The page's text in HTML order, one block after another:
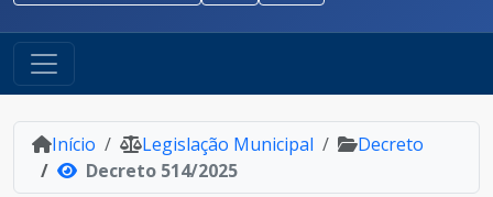
Início Legislação Municipal
Decreto
Decreto 514/2025